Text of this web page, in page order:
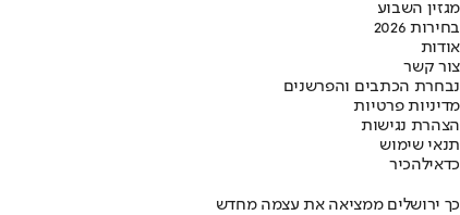
מגזין השבוע
בחירות 2026
אודות
צור קשר
נבחרת הכתבים והפרשנים
מדיניות פרטיות
הצהרת נגישות
תנאי שימוש
כדאילהכיר
כך ירושלים ממציאה את עצמה מחדש